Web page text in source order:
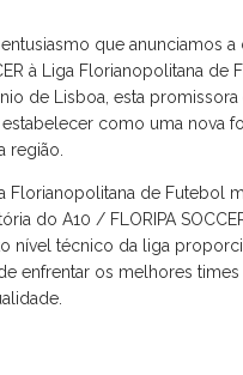
que anunciamos
à Liga Florianopolitana de
de Lisboa, esta promissora
como uma nova
região.
Florianopolitana de Futebol
do A10 / FLORIPA
nível técnico da liga
enfrentar os melhores